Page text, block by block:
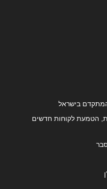
הטמעת לקוחות חדשים